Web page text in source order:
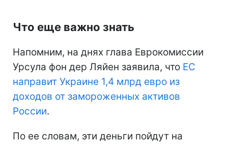
Что еще важно знать
Напомним, на днях глава Еврокомиссии
Урсула фон дер Ляйен заявила, что ЕС
направит Украине 1,4 млрд евро из
доходов от замороженных активов
России.
По ее словам, эти деньги пойдут на